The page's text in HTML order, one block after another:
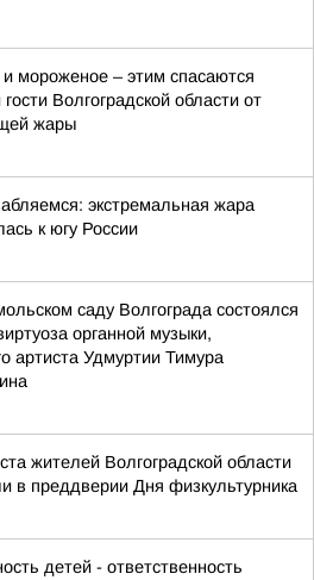
мороженое – этим спасаются
Волгоградской области от
жары
экстремальная жара
к югу России
саду Волгограда состоялся
органной музыки,
артиста Удмуртии Тимура
жителей Волгоградской области
в преддверии Дня физкультурника
детей - ответственность